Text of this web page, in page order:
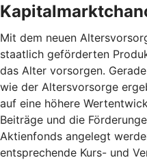
Mit dem neuen
staatlich geförderten
das Alter vorsorgen.
wie der Altersvorsorge
auf eine höhere
Beiträge und die
Aktienfonds angelegt
entsprechende Kurs- und